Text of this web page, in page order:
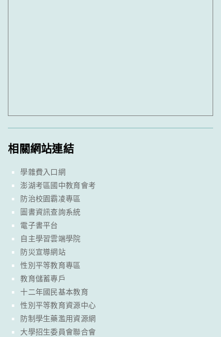
相關網站連結
學雜費入口網
澎湖考區國中教育會考
防治校園霸凌專區
圖書資訊查詢系統
電子書平台
自主學習雲端學院
防災宣導網站
性別平等教育專區
教育儲蓄專戶
十二年國民基本教育
性別平等教育資源中心
防制學生藥濫用資源網
大學招生委員會聯合會